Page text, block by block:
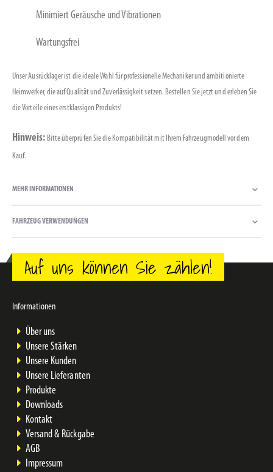
Minimiert Geräusche und Vibrationen
Wartungsfrei
Unser Ausrücklager ist die ideale Wahl für professionelle Mechaniker und ambitionierte
Heimwerker, die auf Qualität und Zuverlässigkeit setzen. Bestellen Sie jetzt und erleben Sie
die Vorteile eines erstklassigen Produkts!
Hinweis: Bitte überprüfen Sie die Kompatibilität mit Ihrem Fahrzeugmodell vor dem
Kauf.
MEHR INFORMATIONEN
FAHRZEUG VERWENDUNGEN
Auf uns können Sie zählen!
Informationen
Über uns
Unsere Stärken
Unsere Kunden
Unsere Lieferanten
Produkte
Downloads
Kontakt
Versand & Rückgabe
AGB
Impressum